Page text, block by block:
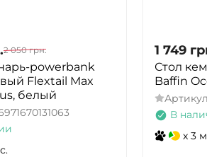
2 050 грн.
powerbank
Flextail Max
белый
1 749
Стол
Baffin
Артикул
В
x 3